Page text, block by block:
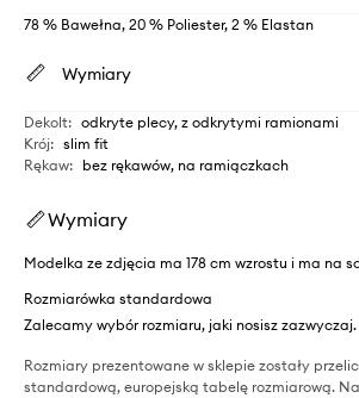
78 % Bawełna, 20 % Poliester, 2 % Elastan
Wymiary
Dekolt: odkryte plecy, z odkrytymi ramionami
Krój: slim fit
Rękaw: bez rękawów, na ramiączkach
Wymiary
Modelka ze zdjęcia ma 178 cm wzrostu i ma na
Rozmiarówka standardowa
Zalecamy wybór rozmiaru, jaki nosisz zazwyczaj.
Rozmiary prezentowane w sklepie zostały
standardową, europejską tabelę rozmiarową.